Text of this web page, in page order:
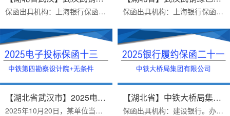
保函出具机构：上海银行保函受益人：武汉武钢绿色城市技术发展有限公司办理时效：电子保函，打款当日出函出函时间：2026.1.20保函主要内容:我方愿意无条件地、不可撤销地就... 保函出具机构：上海银行保函受益人：武汉武钢绿色城市技术发展有限公司办理时效：当日打款当日出函出函时间：2026.1.13保函主要内容:我方愿意无条件地、不可撤销地就承包人...
【湖北省武汉市】2025电子保函十...
2025年10月20日，某单位当日要出具受益人为：中铁第四勘察设计院的电子投标保函。保函金额：100000.00办理周期：半个工作日出函银行：富民银行办理电子投标保函需要资料：1...
【湖北省】中铁大桥局集团有限公...
保函出具机构：建设银行。办理难点：延期项目需要业主说明。无条件不可撤销，银行履约保函。客户2025年09月24日开始正式办理，递交资料、签合同、2025年09月28日出保函。保...